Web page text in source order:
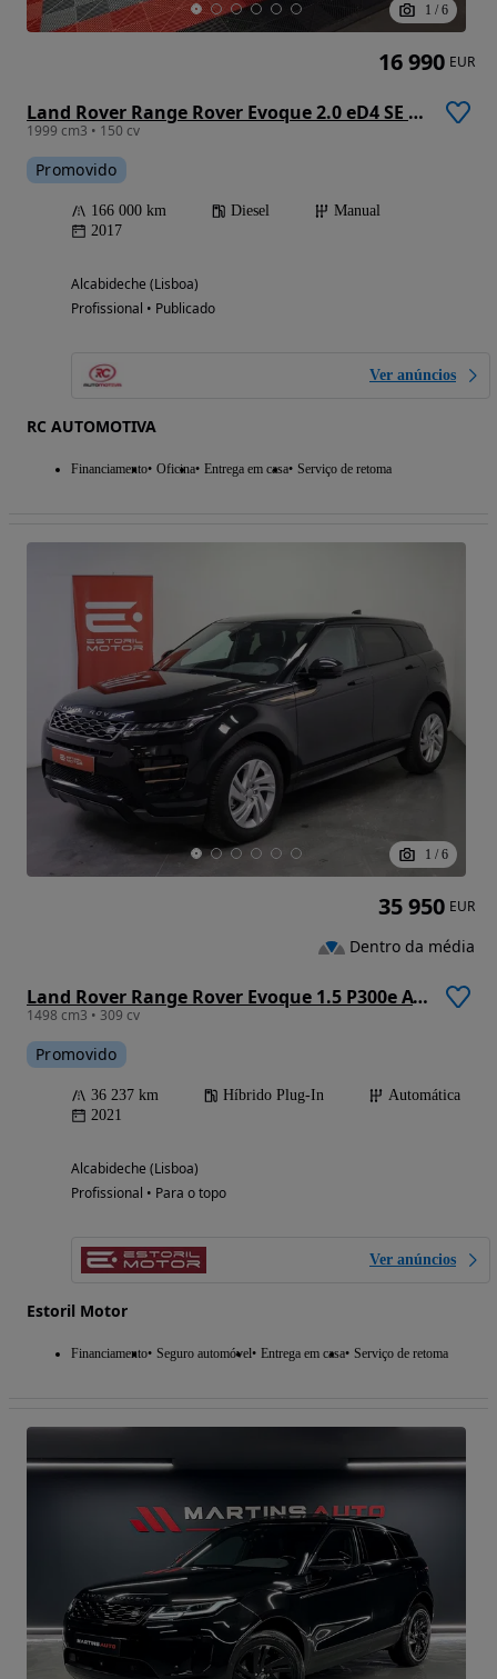
1 / 6
Land Rover Range Rover Evoque 2.0 eD4 SE Dynamic
1999 cm3 • 150 cv
Promovido
166 000 km Diesel
Manual
2017
Alcabideche (Lisboa)
Profissional • Publicado
Ver anúncios
RC AUTOMOTIVA
Financiamento Oficina Entrega em casa Serviço de retoma
16 990 EUR
1 / 6
Land Rover Range Rover Evoque 1.5 P300e AWD R-Dynamic S Auto
1498 cm3 • 309 cv
Promovido
36 237 km Híbrido Plug-In
Automática
2021
Alcabideche (Lisboa)
Profissional • Para o topo
Ver anúncios
Estoril Motor
Financiamento Seguro automóvel Entrega em casa Serviço de retoma
35 950 EUR
Dentro da média